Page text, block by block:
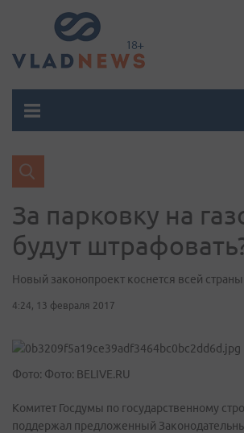
За парковку на
будут
Новый законопроект коснется всей страны
4:24, 13 февраля 2017
Фото: Фото: BELIVE.RU
Комитет Госдумы по государственному
поддержал предложенный